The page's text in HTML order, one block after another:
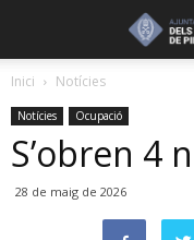
Inici Notícies
Notícies Ocupació
S’obren 4
28 de maig de 2026